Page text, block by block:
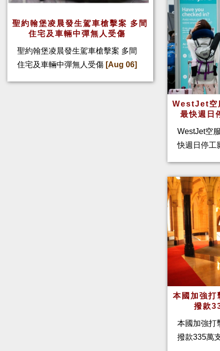
聖約翰堡凌晨發生駕車槍擊案 多間
住宅及車輛中彈無人受傷
聖約翰堡凌晨發生駕車槍擊案 多間
住宅及車輛中彈無人受傷 [Aug 06]
WestJet空
最快週日
WestJet空
快週日停工
本國加強打
撥款
本國加強打
撥款335萬